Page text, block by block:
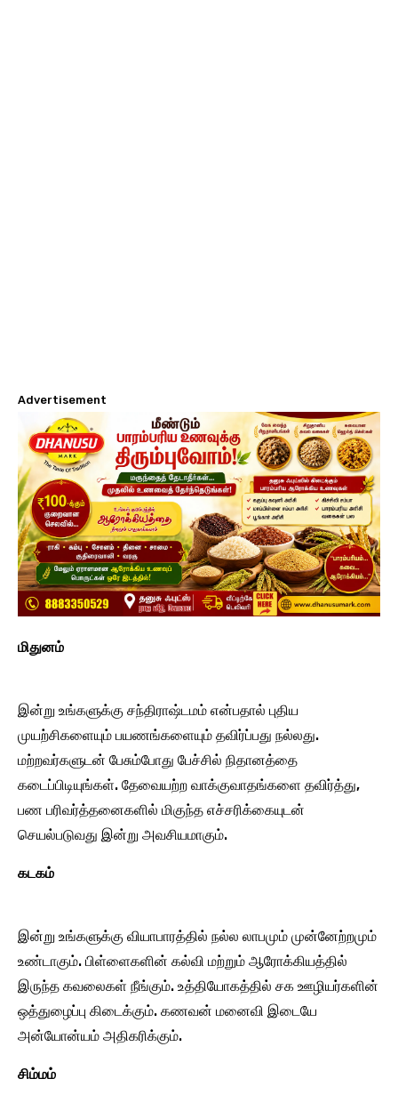
Advertisement
மிதுனம்
இன்று உங்களுக்கு சந்திராஷ்டமம் என்பதால் புதிய
முயற்சிகளையும் பயணங்களையும் தவிர்ப்பது நல்லது.
மற்றவர்களுடன் பேசும்போது பேச்சில் நிதானத்தை
கடைப்பிடியுங்கள். தேவையற்ற வாக்குவாதங்களை தவிர்த்து,
பண பரிவர்த்தனைகளில் மிகுந்த எச்சரிக்கையுடன்
செயல்படுவது இன்று அவசியமாகும்.
கடகம்
இன்று உங்களுக்கு வியாபாரத்தில் நல்ல லாபமும் முன்னேற்றமும்
உண்டாகும். பிள்ளைகளின் கல்வி மற்றும் ஆரோக்கியத்தில்
இருந்த கவலைகள் நீங்கும். உத்தியோகத்தில் சக ஊழியர்களின்
ஒத்துழைப்பு கிடைக்கும். கணவன் மனைவி இடையே
அன்யோன்யம் அதிகரிக்கும்.
சிம்மம்